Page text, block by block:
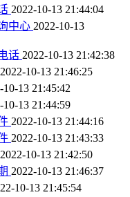
2022-10-13 21:44:04
中心 2022-10-13
话 2022-10-13 21:42:38
2022-10-13 21:46:25
10-13 21:45:42
10-13 21:44:59
2022-10-13 21:44:16
2022-10-13 21:43:33
2022-10-13 21:42:50
2022-10-13 21:46:37
10-13 21:45:54